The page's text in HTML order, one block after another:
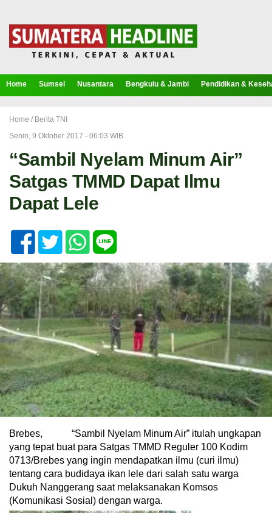
Home Sumsel Nusantara Bengkulu & Jambi Pendidikan &
Home / Berita TNI
Senin, 9 Oktober 2017 - 06:03 WIB
“Sambil Nyelam Minum Air”
Satgas TMMD Dapat Ilmu
Dapat Lele
Brebes, “Sambil Nyelam Minum Air” itulah ungkapan
yang tepat buat para Satgas TMMD Reguler 100 Kodim
0713/Brebes yang ingin mendapatkan ilmu (curi ilmu)
tentang cara budidaya ikan lele dari salah satu warga
Dukuh Nanggerang saat melaksanakan Komsos
(Komunikasi Sosial) dengan warga.